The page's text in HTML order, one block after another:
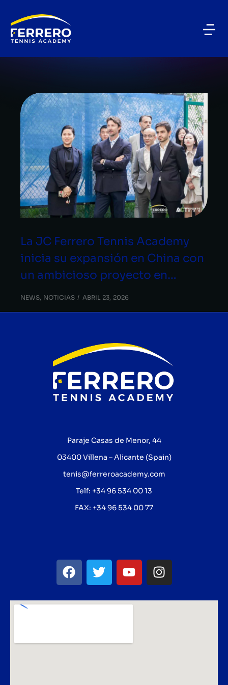
China
La JC Ferrero Tennis Academy
inicia su expansión en China con
un ambicioso proyecto en…
NEWS, NOTICIAS ABRIL 23, 2026
Paraje Casas de Menor, 44
03400 Villena – Alicante (Spain)
tenis@ferreroacademy.com
Telf: +34 96 534 00 13
FAX: +34 96 534 00 77